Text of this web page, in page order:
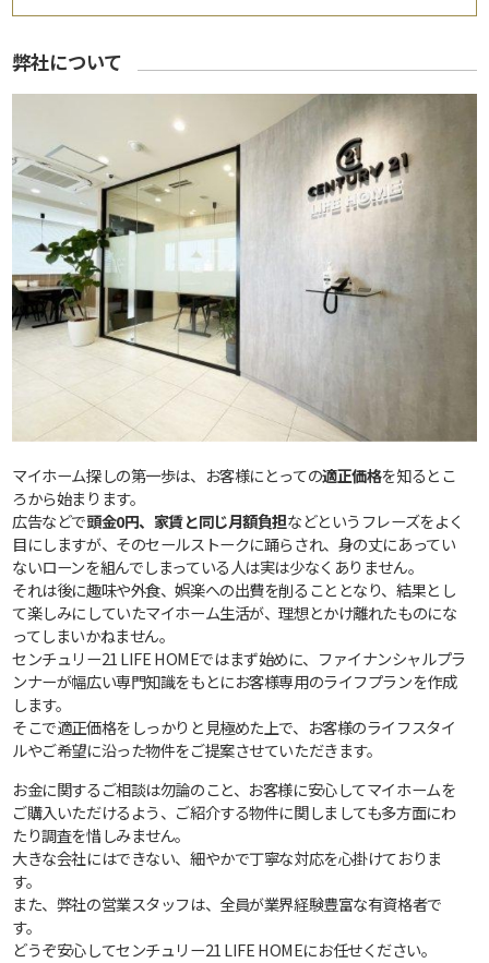
弊社について
マイホーム探しの第一歩は、お客様にとっての適正価格を知るとこ
ろから始まります。
広告などで頭金0円、家賃と同じ月額負担などというフレーズをよく
目にしますが、そのセールストークに踊らされ、身の丈にあってい
ないローンを組んでしまっている人は実は少なくありません。
それは後に趣味や外食、娯楽への出費を削ることとなり、結果とし
て楽しみにしていたマイホーム生活が、理想とかけ離れたものにな
ってしまいかねません。
センチュリー21 LIFE HOMEではまず始めに、ファイナンシャルプラ
ンナーが幅広い専門知識をもとにお客様専用のライフプランを作成
します。
そこで適正価格をしっかりと見極めた上で、お客様のライフスタイ
ルやご希望に沿った物件をご提案させていただきます。
お金に関するご相談は勿論のこと、お客様に安心してマイホームを
ご購入いただけるよう、ご紹介する物件に関しましても多方面にわ
たり調査を惜しみません。
大きな会社にはできない、細やかで丁寧な対応を心掛けておりま
す。
また、弊社の営業スタッフは、全員が業界経験豊富な有資格者で
す。
どうぞ安心してセンチュリー21 LIFE HOMEにお任せください。